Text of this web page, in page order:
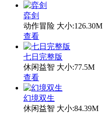
弈剑
动作冒险 大小:126.30M
查看
七日完整版
休闲益智 大小:77.5M
查看
幻境双生
休闲益智 大小:84.39M